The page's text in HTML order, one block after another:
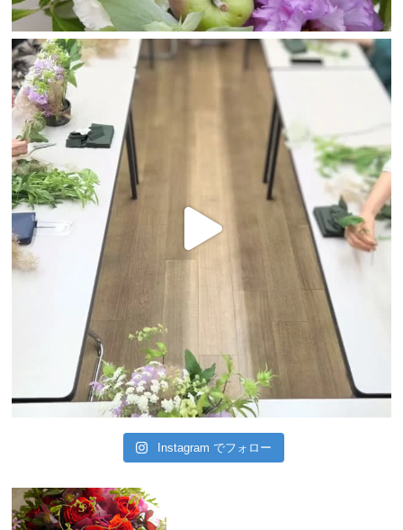
Instagram でフォロー